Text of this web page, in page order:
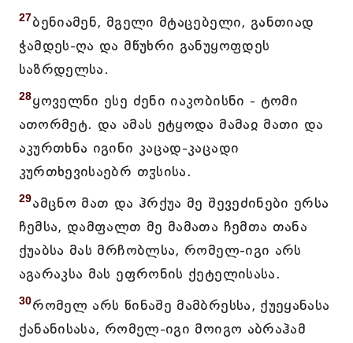
27ბენიამენ, მგელი მტაცებელი, განთიად
ჭამდეს-ღა და მწუხრი განუყოფდეს
საზრდელსა.
28ყოველნი ესე ძენი იაკობისნი - ტომი
ათორმეტ. და ამას ეტყოდა მამაჲ მათი და
აკურთხნა იგინი კაცად-კაცადი
კურთხევისაებრ თჳსისა.
29ამცნო მათ და ჰრქუა მე შევეძინები ერსა
ჩემსა, დამფალთ მე მამათა ჩემთა თანა
ქუაბსა მას მრჩობლსა, რომელ-იგი არს
აგარაკსა მას ეფრონის ქეტელისასა.
30რომელ არს წინაშე მამბრესსა, ქუეყანასა
ქანანისასა, რომელ-იგი მოიგო აბრაჰამ